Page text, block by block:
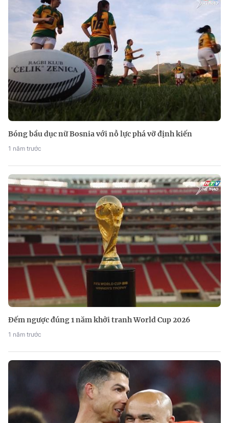
Bóng bầu dục nữ Bosnia với nỗ lực phá vỡ định kiến
1 năm trước
Đếm ngược đúng 1 năm khởi tranh World Cup 2026
1 năm trước